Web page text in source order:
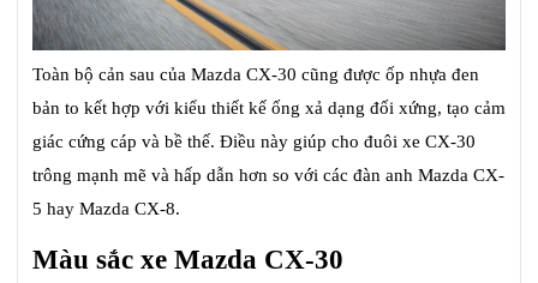
Toàn bộ cản sau của Mazda CX-30 cũng được ốp nhựa đen
bản to kết hợp với kiểu thiết kế ống xả dạng đối xứng, tạo cảm
giác cứng cáp và bề thế. Điều này giúp cho đuôi xe CX-30
trông mạnh mẽ và hấp dẫn hơn so với các đàn anh Mazda CX-
5 hay Mazda CX-8.
Màu sắc xe Mazda CX-30